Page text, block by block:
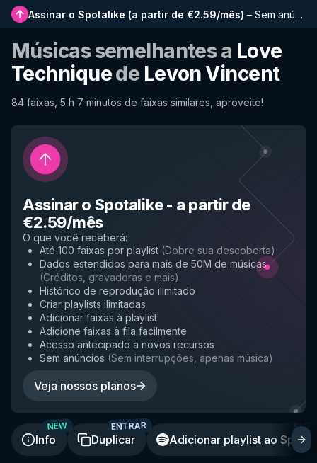
Assinar o Spotalike (a partir de €2.59/mês) – Sem anúncios, playlists mais longas, histórico completo e acesso antecipado a novos recursos
Músicas semelhantes a Love
Techniquede Levon Vincent
84 faixas, 5 h 7 minutos de faixas similares, aproveite!
Assinar o Spotalike- a partir de
€2.59/mês
O que você receberá:
Até 100 faixas por playlist (Dobre sua descoberta)
Dados estendidos para mais de 50M de músicas
(Créditos, gravadoras e mais)
Histórico de reprodução ilimitado
Criar playlists ilimitadas
Adicionar faixas à playlist
Adicione faixas à fila facilmente
Acesso antecipado a novos recursos
Sem anúncios (Sem interrupções, apenas música)
Veja nossos planos
Info
NEW
Duplicar
ENTRAR
Adicionar playlist ao